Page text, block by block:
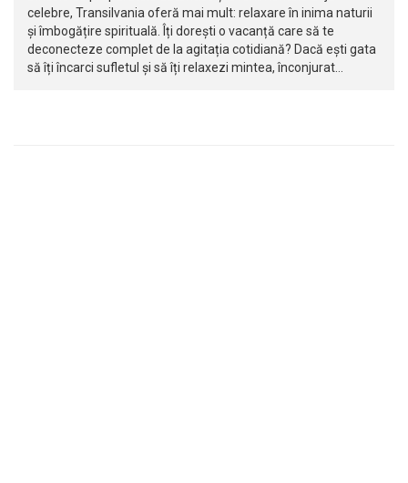
celebre, Transilvania oferă mai mult: relaxare în inima naturii
și îmbogățire spirituală. Îți dorești o vacanță care să te
deconecteze complet de la agitația cotidiană? Dacă ești gata
să îți încarci sufletul și să îți relaxezi mintea, înconjurat…